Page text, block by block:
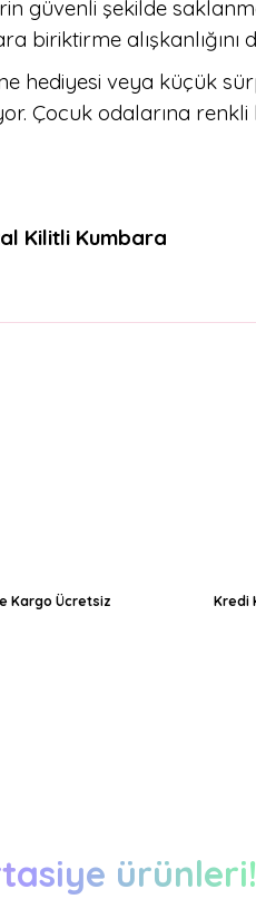
güvenli şekilde
biriktirme
hediyesi veya küçük
Çocuk odalarına
Kilitli Kumbara
daha pahalı.
olmalı.
Kargo Ücretsiz
Kredi
ürünleri!